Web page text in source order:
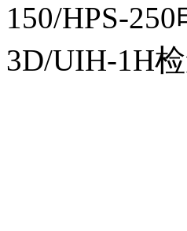
150/HPS-
3D/UIH-1H